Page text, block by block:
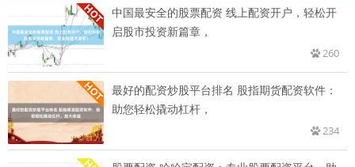
中国最安全的股票配资 线上配资开户，轻松开
启股市投资新篇章，
260
最好的配资炒股平台排名 股指期货配资软件：
助您轻松撬动杠杆，
234